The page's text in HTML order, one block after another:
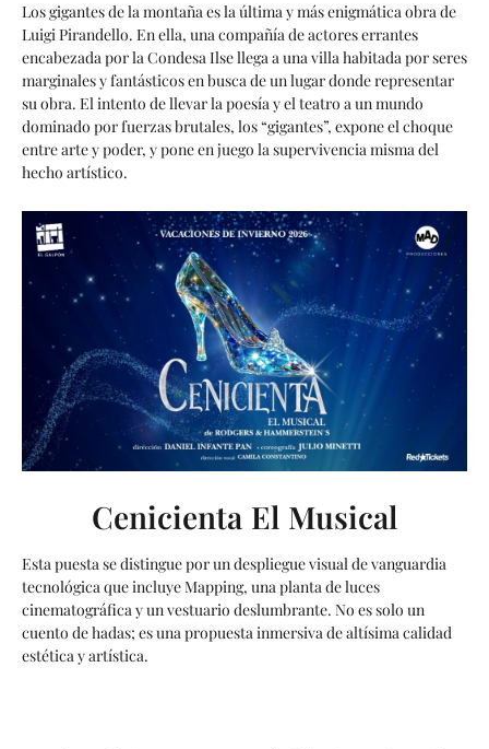
Los gigantes de la montaña es la última y más enigmática obra de
Luigi Pirandello. En ella, una compañía de actores errantes
encabezada por la Condesa Ilse llega a una villa habitada por seres
marginales y fantásticos en busca de un lugar donde representar
su obra. El intento de llevar la poesía y el teatro a un mundo
dominado por fuerzas brutales, los “gigantes”, expone el choque
entre arte y poder, y pone en juego la supervivencia misma del
hecho artístico.
Cenicienta El Musical
Esta puesta se distingue por un despliegue visual de vanguardia
tecnológica que incluye Mapping, una planta de luces
cinematográfica y un vestuario deslumbrante. No es solo un
cuento de hadas; es una propuesta inmersiva de altísima calidad
estética y artística.